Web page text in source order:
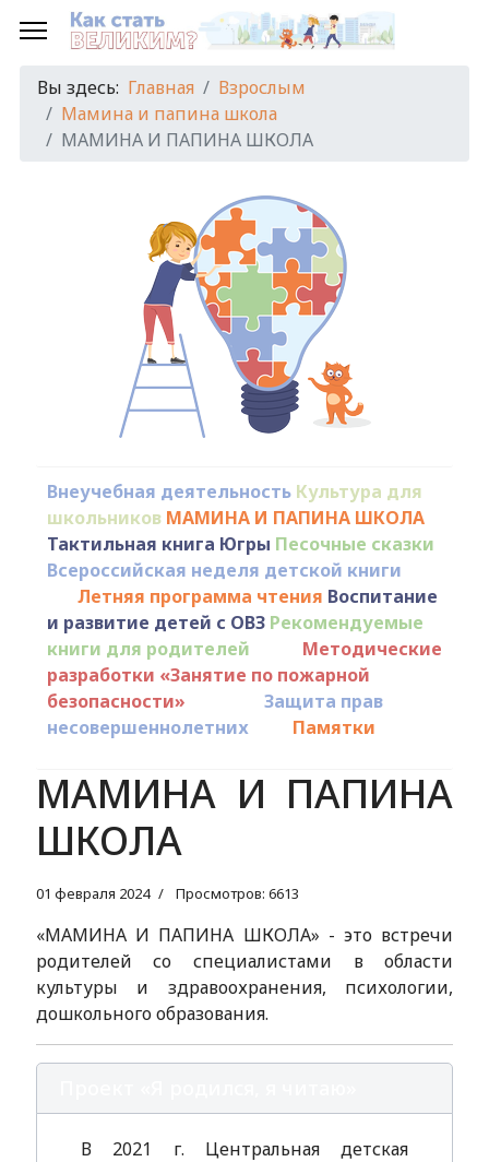
Вы здесь: Главная
Взрослым
Мамина и папина школа
МАМИНА И ПАПИНА ШКОЛА
Внеучебная деятельность Культура для
школьников МАМИНА И ПАПИНА ШКОЛА
Тактильная книга Югры Песочные сказки
Всероссийская неделя детской книги
Летняя программа чтения Воспитание
и развитие детей с ОВЗ Рекомендуемые
книги для родителей
Методические
разработки «Занятие по пожарной
безопасности»
Защита прав
несовершеннолетних
Памятки
МАМИНА И ПАПИНА
ШКОЛА
01 февраля 2024 Просмотров: 6613
«МАМИНА И ПАПИНА ШКОЛА» - это встречи
родителей со специалистами в области
культуры и здравоохранения, психологии,
дошкольного образования.
В 2021 г. Центральная детская